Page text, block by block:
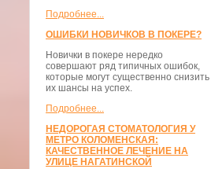
Подробнее...
ОШИБКИ НОВИЧКОВ В ПОКЕРЕ?
Новички в покере нередко
совершают ряд типичных ошибок,
которые могут существенно снизить
их шансы на успех.
Подробнее...
НЕДОРОГАЯ СТОМАТОЛОГИЯ У
МЕТРО КОЛОМЕНСКАЯ:
КАЧЕСТВЕННОЕ ЛЕЧЕНИЕ НА
УЛИЦЕ НАГАТИНСКОЙ